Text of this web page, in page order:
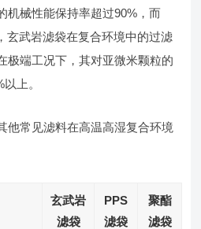
机械性能保持率超过90%，而
玄武岩滤袋在复合环境中的过滤
极端工况下，其对亚微米颗粒的
上。
他常见滤料在高温高湿复合环境
玄武岩
滤袋
PPS
滤袋
聚酯
滤袋